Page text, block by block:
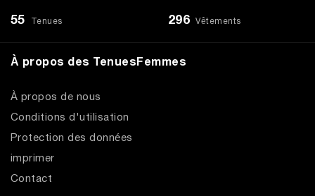
55 Tenues 296 Vêtements
À propos des TenuesFemmes
À propos de nous
Conditions d'utilisation
Protection des données
imprimer
Contact